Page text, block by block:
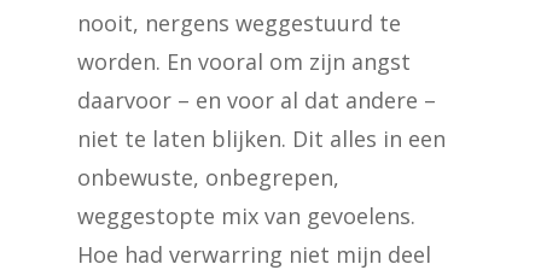
nooit, nergens weggestuurd te
worden. En vooral om zijn angst
daarvoor – en voor al dat andere –
niet te laten blijken. Dit alles in een
onbewuste, onbegrepen,
weggestopte mix van gevoelens.
Hoe had verwarring niet mijn deel